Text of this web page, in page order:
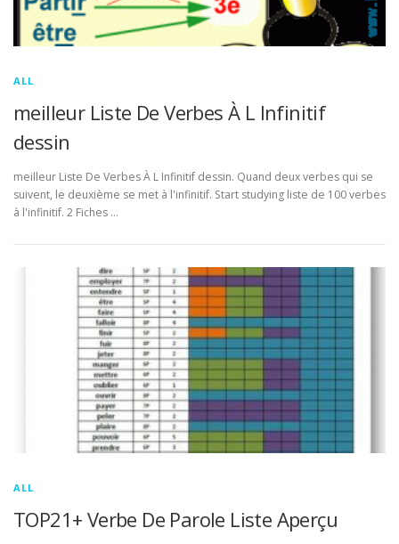
ALL
meilleur Liste De Verbes À L Infinitif
dessin
meilleur Liste De Verbes À L Infinitif dessin. Quand deux verbes qui se
suivent, le deuxième se met à l'infinitif. Start studying liste de 100 verbes
à l'infinitif. 2 Fiches …
ALL
TOP21+ Verbe De Parole Liste Aperçu